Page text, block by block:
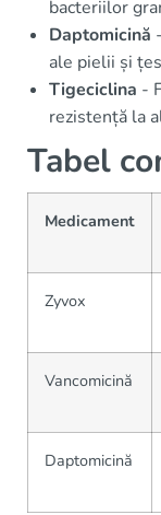
bacteriilor
Daptomicină
ale pielii și
Tigeciclina -
rezistență la
Tabel
Medicament
Zyvox
Vancomicină
Daptomicină